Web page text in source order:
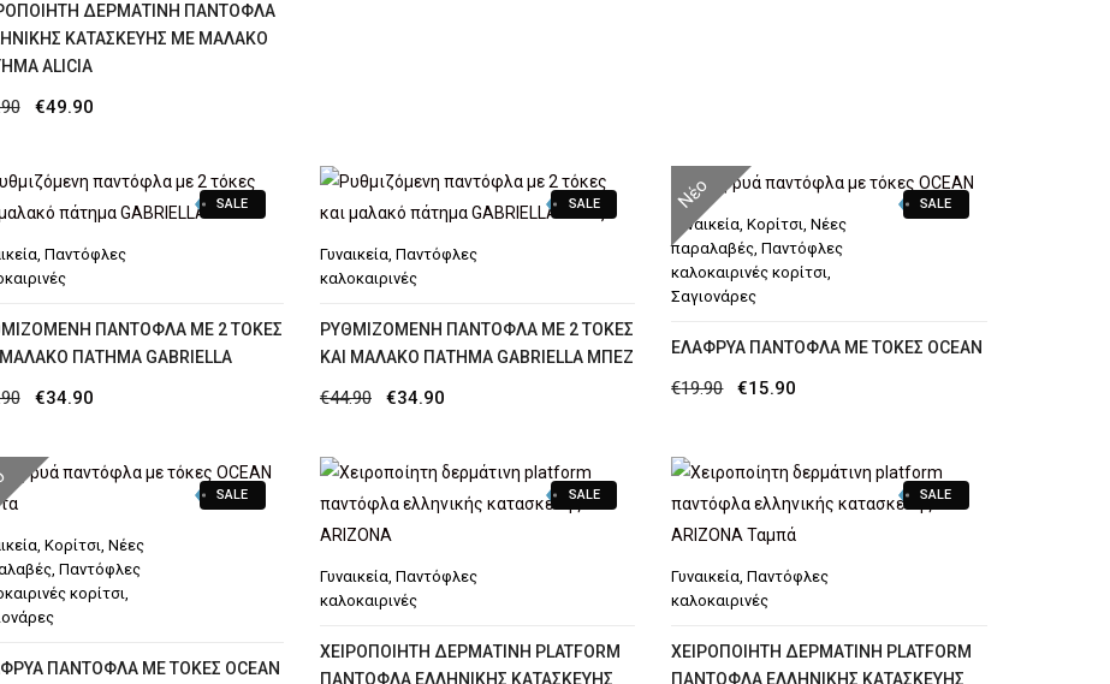
ΔΕΡΜΆΤΙΝΗ ΠΑΝΤΌΦΛΑ
ΚΑΤΑΣΚΕΥΉΣ ΜΕ ΜΑΛΑΚΌ
ALICIA
Original
was:
€69.90.
€49.90Η
τιμή
είναι:
€49.90.
SALE
, Παντόφλες
ΠΑΝΤΌΦΛΑ ΜΕ 2 ΤΌΚΕΣ
ΜΑΛΑΚΌ ΠΆΤΗΜΑ GABRIELLA
Original
was:
€34.90Η
τιμή
€34.90.
SALE
Γυναικεία, Παντόφλες
καλοκαιρινές
ΡΥΘΜΙΖΌΜΕΝΗ ΠΑΝΤΌΦΛΑ ΜΕ 2 ΤΌΚΕΣ
ΚΑΙ ΜΑΛΑΚΌ ΠΆΤΗΜΑ GABRIELLA ΜΠΕΖ
€44.90
Original
was:
€44.90.
€34.90Η
τιμή
είναι:
SALE
Νέο
Γυναικεία,Κορίτσι,Νέες
παραλαβές,Παντόφλες
καλοκαιρινές κορίτσι,
Σαγιονάρες
ΕΛΑΦΡΥΆ ΠΑΝΤΌΦΛΑ ΜΕ ΤΌΚΕΣ OCEAN
€19.90
Original
was:
€19.90.
€15.90
τιμή
είναι:
SALE
, Κορίτσι, Νέες
, Παντόφλες
κορίτσι,
ΠΑΝΤΌΦΛΑ ΜΕ ΤΌΚΕΣ OCEAN
SALE
Γυναικεία, Παντόφλες
καλοκαιρινές
XΕΙΡΟΠΟΊΗΤΗ ΔΕΡΜΆΤΙΝΗ PLATFORM
ΠΑΝΤΌΦΛΑ ΕΛΛΗΝΙΚΉΣ ΚΑΤΑΣΚΕΥΉΣ
SALE
Γυναικεία,Παντόφλες
καλοκαιρινές
XΕΙΡΟΠΟΊΗΤΗ ΔΕΡΜΆΤΙΝΗ PLATFORM
ΠΑΝΤΌΦΛΑ ΕΛΛΗΝΙΚΉΣ ΚΑΤΑΣΚΕΥΉΣ